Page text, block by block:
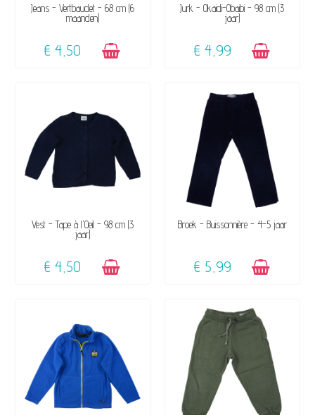
BESCHIKBAAR
Jeans - Vertbaudet - 68 cm (6
maanden)
€ 4,50
BESCHIKBAAR
Jurk - Okaidi-Obaibi - 98 cm (3
jaar)
€ 4,99
BESCHIKBAAR
Vest - Tape à l'Oeil - 98 cm (3
jaar)
€ 4,50
BESCHIKBAAR
Broek - Buissonnière - 4-5 jaar
€ 5,99